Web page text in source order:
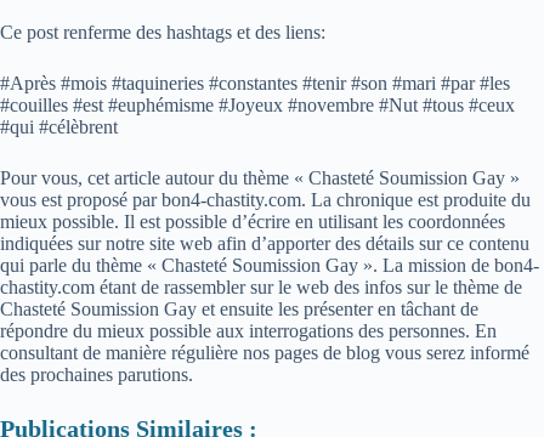
Ce post renferme des hashtags et des liens:
#Après #mois #taquineries #constantes #tenir #son #mari #par #les
#couilles #est #euphémisme #Joyeux #novembre #Nut #tous #ceux
#qui #célèbrent
Pour vous, cet article autour du thème « Chasteté Soumission Gay »
vous est proposé par bon4-chastity.com. La chronique est produite du
mieux possible. Il est possible d’écrire en utilisant les coordonnées
indiquées sur notre site web afin d’apporter des détails sur ce contenu
qui parle du thème « Chasteté Soumission Gay ». La mission de bon4-
chastity.com étant de rassembler sur le web des infos sur le thème de
Chasteté Soumission Gay et ensuite les présenter en tâchant de
répondre du mieux possible aux interrogations des personnes. En
consultant de manière régulière nos pages de blog vous serez informé
des prochaines parutions.
Publications Similaires :